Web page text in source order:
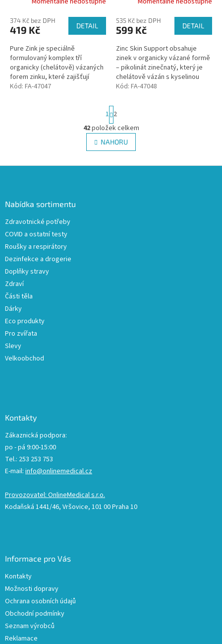
374 Kč bez DPH
419 Kč DETAIL
Pure Zink je speciálně
formulovaný komplex tří
organicky (chelátově) vázaných
forem zinku, které zajišťují
maximální využitelnost tělem.
Kód: FA-47047
535 Kč bez DPH
599 Kč DETAIL
Zinc Skin Support obsahuje
zinek v organicky vázané formě
– pikolinát zinečnatý, který je
chelátově vázán s kyselinou
pikolinovou, přispívající k
Kód: FA-47048
O
v
l
S
t
r
á
n
k
v
1 2
42položek celkem
NAHORU
Nabídka sortimentu
Zdravotnické potřeby
COVID a ostatní testy
Roušky a respirátory
Dezinfekce a drogerie
Doplňky stravy
Zdraví
Části těla
Dárky
Eco produkty
Pro zvířata
Slevy
Velkoobchod
Kontakty
Zákaznická podpora:
po - pá 9:00-15:00
Tel.: 253 253 753
E-mail: info@onlinemedical.cz
Provozovatel: OnlineMedical s.r.o.
Kodaňská 1441/46, Vršovice, 101 00 Praha 10
Informace pro Vás
Kontakty
Možnosti dopravy
Ochrana osobních údajů
Obchodní podmínky
Seznam výrobců
Reklamace